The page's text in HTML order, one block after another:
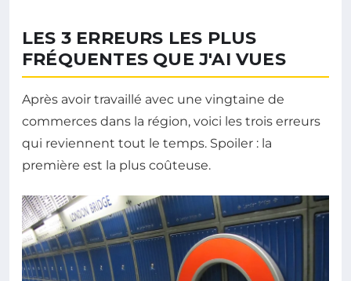
LES 3 ERREURS LES PLUS
FRÉQUENTES QUE J'AI VUES
Après avoir travaillé avec une vingtaine de
commerces dans la région, voici les trois erreurs
qui reviennent tout le temps. Spoiler : la
première est la plus coûteuse.